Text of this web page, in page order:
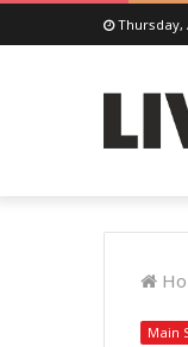
Thursday,
Main